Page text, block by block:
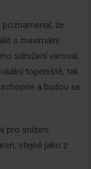
že:
s maximální
sdružení varoval,
topeniště, tak
a budou se
pro snížení
stejně jako z